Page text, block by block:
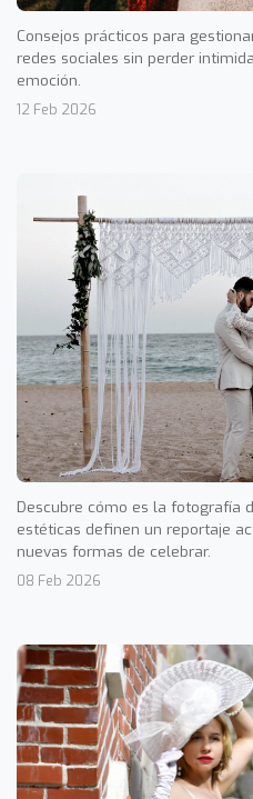
Consejos prácticos para
redes sociales sin perder
emoción.
12 Feb 2026
Descubre cómo es la fotografía
estéticas definen un reportaje
nuevas formas de celebrar.
08 Feb 2026